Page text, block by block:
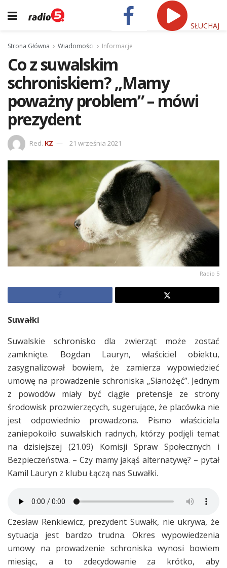
SŁUCHAJ
Strona Główna Wiadomości Informacje
Co z suwalskim
schroniskiem? „Mamy
poważny problem” – mówi
prezydent
Red. KZ 21 września 2021
Radio 5
Suwałki
Suwalskie schronisko dla zwierząt może zostać
zamknięte. Bogdan Lauryn, właściciel obiektu,
zasygnalizował bowiem, że zamierza wypowiedzieć
umowę na prowadzenie schroniska „Sianożęć”. Jednym
z powodów miały być ciągłe pretensje ze strony
środowisk prozwierzęcych, sugerujące, że placówka nie
jest odpowiednio prowadzona. Pismo właściciela
zaniepokoiło suwalskich radnych, którzy podjęli temat
na dzisiejszej (21.09) Komisji Spraw Społecznych i
Bezpieczeństwa. – Czy mamy jakąś alternatywę? – pytał
Kamil Lauryn z klubu Łączą nas Suwałki.
Czesław Renkiewicz, prezydent Suwałk, nie ukrywa, że
sytuacja jest bardzo trudna. Okres wypowiedzenia
umowy na prowadzenie schroniska wynosi bowiem
miesiąc, a to zdecydowanie za krótko, aby